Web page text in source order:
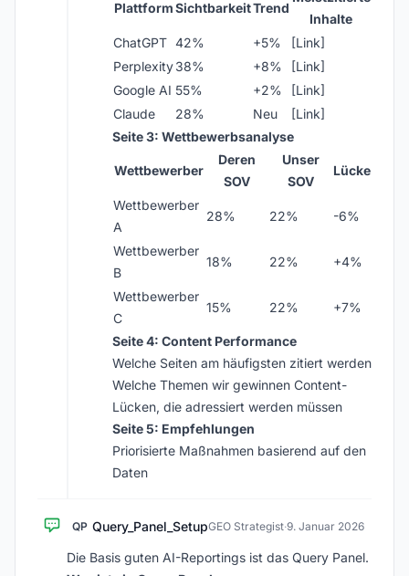
PlattformSichtbarkeitTrend
Inhalte
ChatGPT 42% +5%
[Link]
Perplexity38% +8%
[Link]
Google AI 55% +2%
[Link]
Claude
28% Neu
[Link]
Seite 3: Wettbewerbsanalyse
Wettbewerber
Deren
SOV
Unser
SOV
Lücke
Wettbewerber
A
28% 22% -6%
Wettbewerber
B
18% 22% +4%
Wettbewerber
C
15% 22% +7%
Seite 4: Content Performance
Welche Seiten am häufigsten zitiert werden
Welche Themen wir gewinnen Content-
Lücken, die adressiert werden müssen
Seite 5: Empfehlungen
Priorisierte Maßnahmen basierend auf den
Daten
QP Query_Panel_SetupGEO Strategist·9. Januar 2026
Die Basis guten AI-Reportings ist das Query Panel.